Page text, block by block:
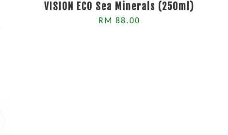
VISION ECO Sea Minerals (250ml)
RM 88.00